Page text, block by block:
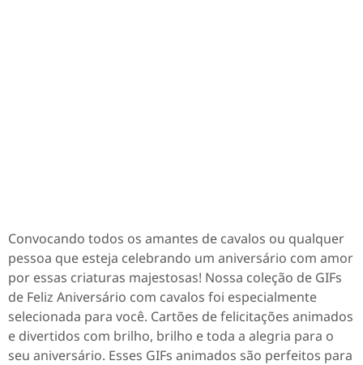
Convocando todos os amantes de cavalos ou qualquer
pessoa que esteja celebrando um aniversário com amor
por essas criaturas majestosas! Nossa coleção de GIFs
de Feliz Aniversário com cavalos foi especialmente
selecionada para você. Cartões de felicitações animados
e divertidos com brilho, brilho e toda a alegria para o
seu aniversário. Esses GIFs animados são perfeitos para